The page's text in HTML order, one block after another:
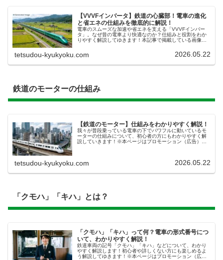
【VVVFインバータ】鉄道の心臓部！電車の進化
と省エネの仕組みを徹底的に解説！
電車のスムーズな加速や省エネを支える「VVVFインバー
タ」。なぜ昔の電車より快適なのか？仕組みと役割をわか
りやすく解説してゆきます！本記事で掲載している画像
tetsudou-kyukyoku.com 2026.05.22
鉄道のモーターの仕組み
【鉄道のモーター】仕組みをわかりやすく解説！
我々が普段乗っている電車の下でパワフルに動いているモ
ーターの仕組みについて、初心者の方にもわかりやすく解
説していきます！※本ページはプロモーション（広告）が
tetsudou-kyukyoku.com 2026.05.22
「クモハ」「キハ」とは？
「クモハ」「キハ」って何？電車の形式番号につ
いて、わかりやすく解説！
鉄道車両の記号「クモハ」「キハ」などについて、わかり
やすく解説します！初心者や詳しくない方にも楽しめるよ
う解説してゆきます！※本ページはプロモーション（広